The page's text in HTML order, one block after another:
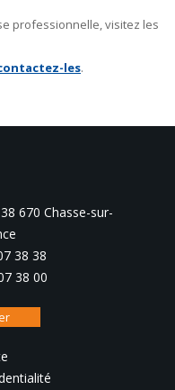
professionnelle, visitez les
les.
670 Chasse-sur-
38 38
38 00